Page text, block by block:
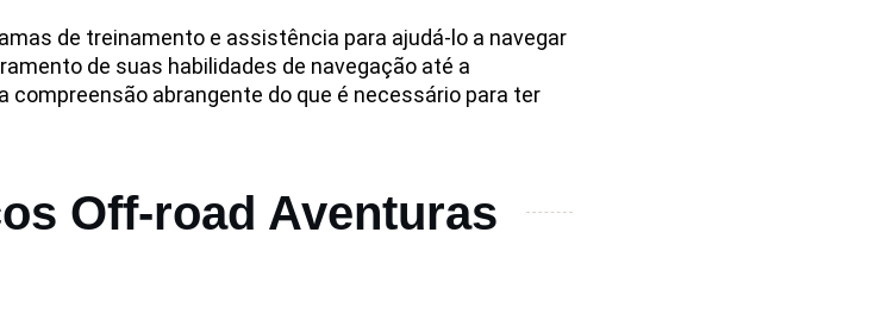
de treinamento e assistência para ajudá-lo a navegar
de suas habilidades de navegação até a
abrangente do que é necessário para ter
Off-road Aventuras